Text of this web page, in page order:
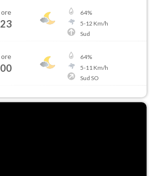
ore
23
64%
5-12 Km/h
Sud
ore
00
64%
5-11 Km/h
Sud SO